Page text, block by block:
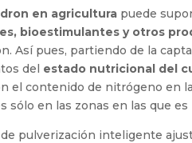
en agricultura puede
bioestimulantes y otros
Así pues, partiendo de la
del estado nutricional del
el contenido de nitrógeno en
sólo en las zonas en las que es
pulverización inteligente